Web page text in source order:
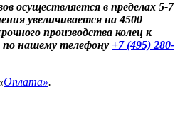
осуществляется в пределах 5-7
увеличивается на 4500
производства колец к
нашему телефону +7 (495) 280-
Оплата».